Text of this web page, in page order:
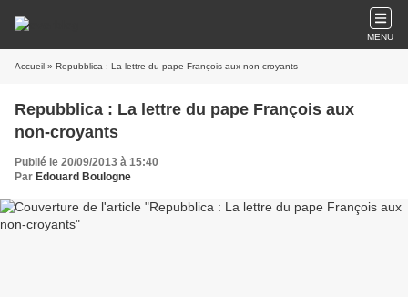
MENU
Accueil » Repubblica : La lettre du pape François aux non-croyants
Repubblica : La lettre du pape François aux
non-croyants
Publié le 20/09/2013 à 15:40
Par Edouard Boulogne